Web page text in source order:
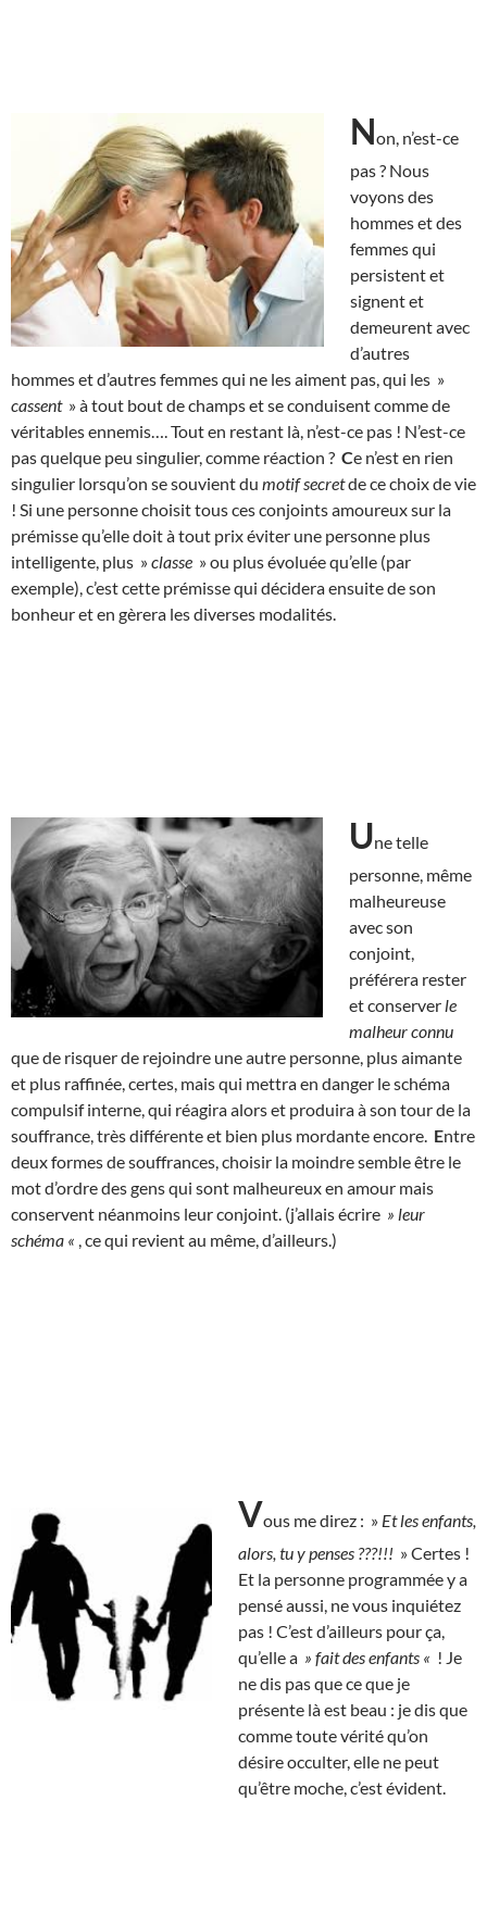
Non, n’est-ce
pas ? Nous
voyons des
hommes et des
femmes qui
persistent et
signent et
demeurent avec
d’autres
hommes et d’autres femmes qui ne les aiment pas, qui les »
cassent» à tout bout de champs et se conduisent comme de
véritables ennemis…. Tout en restant là, n’est-ce pas ! N’est-ce
pas quelque peu singulier, comme réaction ? Ce n’est en rien
singulier lorsqu’on se souvient du motif secretde ce choix de vie
! Si une personne choisit tous ces conjoints amoureux sur la
prémisse qu’elle doit à tout prix éviter une personne plus
intelligente, plus »classe » ou plus évoluée qu’elle (par
exemple), c’est cette prémisse qui décidera ensuite de son
bonheur et en gèrera les diverses modalités.
Une telle
personne, même
malheureuse
avec son
conjoint,
préférera rester
et conserver le
malheur connu
que de risquer de rejoindre une autre personne, plus aimante
et plus raffinée, certes, mais qui mettra en danger le schéma
compulsif interne, qui réagira alors et produira à son tour de la
souffrance, très différente et bien plus mordante encore. Entre
deux formes de souffrances, choisir la moindre semble être le
mot d’ordre des gens qui sont malheureux en amour mais
conservent néanmoins leur conjoint. (j’allais écrire » leur
schéma « , ce qui revient au même, d’ailleurs.)
Vous me direz : » Et les enfants,
alors, tu y penses ???!!! » Certes !
Et la personne programmée y a
pensé aussi, ne vous inquiétez
pas ! C’est d’ailleurs pour ça,
qu’elle a » fait des enfants « ! Je
ne dis pas que ce que je
présente là est beau : je dis que
comme toute vérité qu’on
désire occulter, elle ne peut
qu’être moche, c’est évident.